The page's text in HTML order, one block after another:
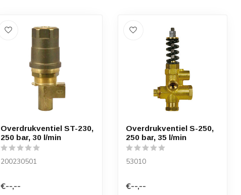
Overdrukventiel ST-230,
250 bar, 30 l/min
200230501
€--,--
Overdrukventiel S-250,
250 bar, 35 l/min
53010
€--,--